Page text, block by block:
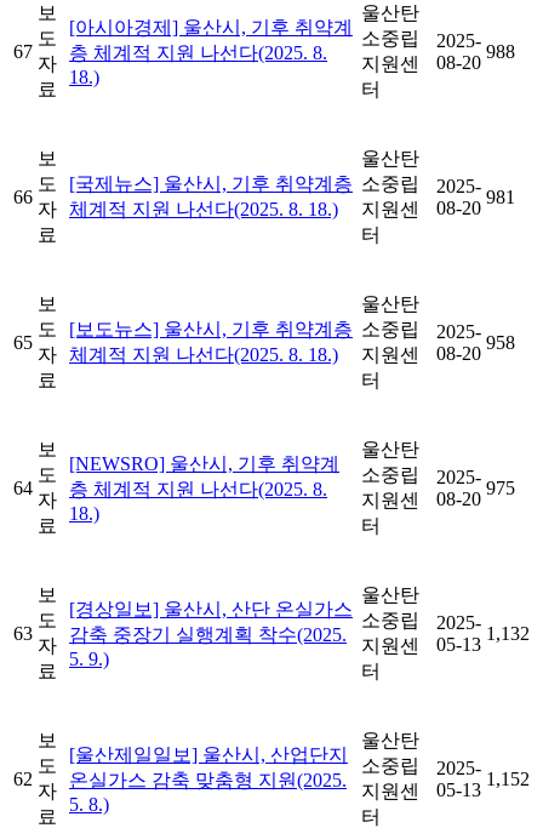
67
보
도
자
료
[아시아경제] 울산시, 기후 취약계
층 체계적 지원 나선다(2025. 8.
18.)
울산탄
소중립
지원센
터
2025-
08-20
988
66
보
도
자
료
[국제뉴스] 울산시, 기후 취약계층
체계적 지원 나선다(2025. 8. 18.)
울산탄
소중립
지원센
터
2025-
08-20
981
65
보
도
자
료
[보도뉴스] 울산시, 기후 취약계층
체계적 지원 나선다(2025. 8. 18.)
울산탄
소중립
지원센
터
2025-
08-20
958
64
보
도
자
료
[NEWSRO] 울산시, 기후 취약계
층 체계적 지원 나선다(2025. 8.
18.)
울산탄
소중립
지원센
터
2025-
08-20
975
63
보
도
자
료
[경상일보] 울산시, 산단 온실가스
감축 중장기 실행계획 착수(2025.
5. 9.)
울산탄
소중립
지원센
터
2025-
05-13
1,132
62
보
도
자
료
[울산제일일보] 울산시, 산업단지
온실가스 감축 맞춤형 지원(2025.
5. 8.)
울산탄
소중립
지원센
터
2025-
05-13
1,152